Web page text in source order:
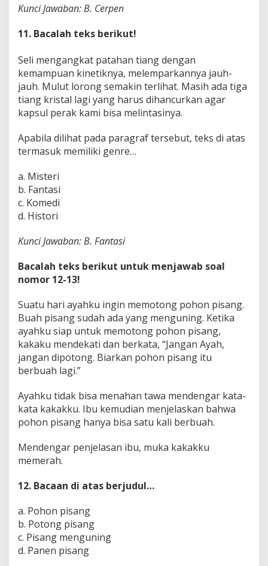
Kunci Jawaban: B. Cerpen
11. Bacalah teks berikut!
Seli mengangkat patahan tiang dengan
kemampuan kinetiknya, melemparkannya jauh-
jauh. Mulut lorong semakin terlihat. Masih ada tiga
tiang kristal lagi yang harus dihancurkan agar
kapsul perak kami bisa melintasinya.
Apabila dilihat pada paragraf tersebut, teks di atas
termasuk memiliki genre…
a. Misteri
b. Fantasi
c. Komedi
d. Histori
Kunci Jawaban: B. Fantasi
Bacalah teks berikut untuk menjawab soal
nomor 12-13!
Suatu hari ayahku ingin memotong pohon pisang.
Buah pisang sudah ada yang menguning. Ketika
ayahku siap untuk memotong pohon pisang,
kakaku mendekati dan berkata, “Jangan Ayah,
jangan dipotong. Biarkan pohon pisang itu
berbuah lagi.”
Ayahku tidak bisa menahan tawa mendengar kata-
kata kakakku. Ibu kemudian menjelaskan bahwa
pohon pisang hanya bisa satu kali berbuah.
Mendengar penjelasan ibu, muka kakakku
memerah.
12. Bacaan di atas berjudul…
a. Pohon pisang
b. Potong pisang
c. Pisang menguning
d. Panen pisang